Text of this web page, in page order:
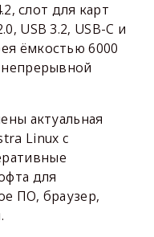
слот для карт
USB 3.2, USB-C и
ёмкостью 6000
непрерывной
актуальная
Linux c
для
ПО, браузер,